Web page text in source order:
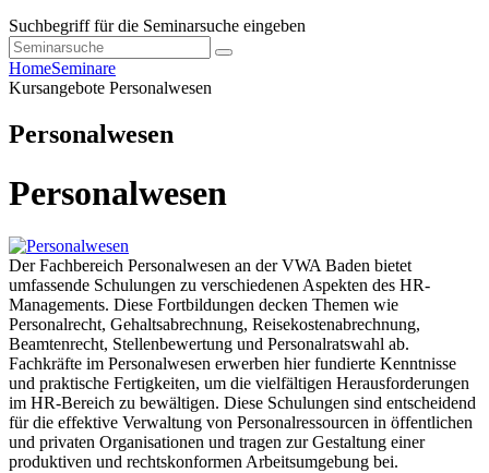
Suchbegriff für die Seminarsuche eingeben
HomeSeminare
Kursangebote Personalwesen
Personalwesen
Personalwesen
Der Fachbereich Personalwesen an der VWA Baden bietet
umfassende Schulungen zu verschiedenen Aspekten des HR-
Managements. Diese Fortbildungen decken Themen wie
Personalrecht, Gehaltsabrechnung, Reisekostenabrechnung,
Beamtenrecht, Stellenbewertung und Personalratswahl ab.
Fachkräfte im Personalwesen erwerben hier fundierte Kenntnisse
und praktische Fertigkeiten, um die vielfältigen Herausforderungen
im HR-Bereich zu bewältigen. Diese Schulungen sind entscheidend
für die effektive Verwaltung von Personalressourcen in öffentlichen
und privaten Organisationen und tragen zur Gestaltung einer
produktiven und rechtskonformen Arbeitsumgebung bei.